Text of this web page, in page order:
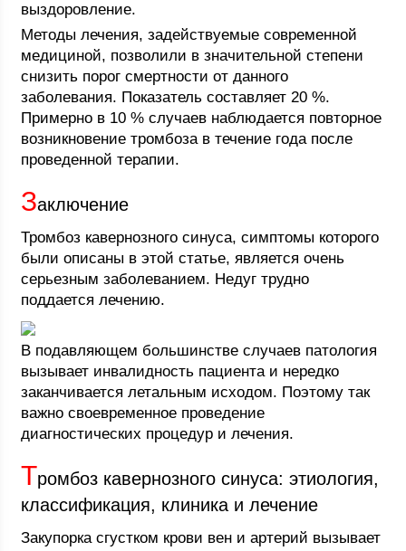
выздоровление.
Методы лечения, задействуемые современной
медициной, позволили в значительной степени
снизить порог смертности от данного
заболевания. Показатель составляет 20 %.
Примерно в 10 % случаев наблюдается повторное
возникновение тромбоза в течение года после
проведенной терапии.
Заключение
Тромбоз кавернозного синуса, симптомы которого
были описаны в этой статье, является очень
серьезным заболеванием. Недуг трудно
поддается лечению.
В подавляющем большинстве случаев патология
вызывает инвалидность пациента и нередко
заканчивается летальным исходом. Поэтому так
важно своевременное проведение
диагностических процедур и лечения.
Тромбоз кавернозного синуса: этиология,
классификация, клиника и лечение
Закупорка сгустком крови вен и артерий вызывает